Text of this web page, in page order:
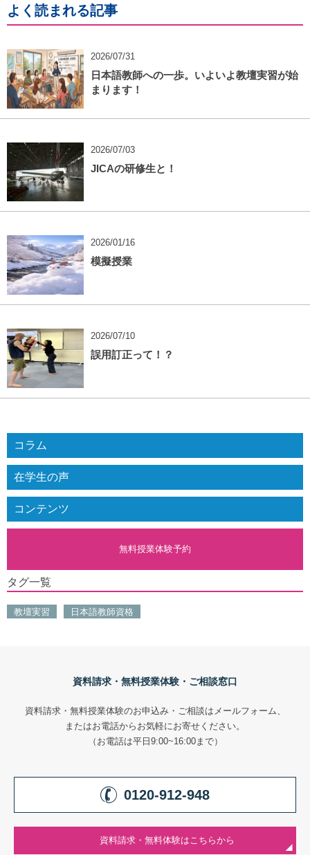
よく読まれる記事
2026/07/31
日本語教師への一歩。いよいよ教壇実習が始
まります！
2026/07/03
JICAの研修生と！
2026/01/16
模擬授業
2026/07/10
誤用訂正って！？
コラム
在学生の声
コンテンツ
無料授業体験予約
タグ一覧
教壇実習 日本語教師資格
資料請求・無料授業体験・ご相談窓口
資料請求・無料授業体験のお申込み・ご相談はメールフォーム、
またはお電話からお気軽にお寄せください。
（お電話は平日9:00~16:00まで）
0120-912-948
資料請求・無料体験はこちらから